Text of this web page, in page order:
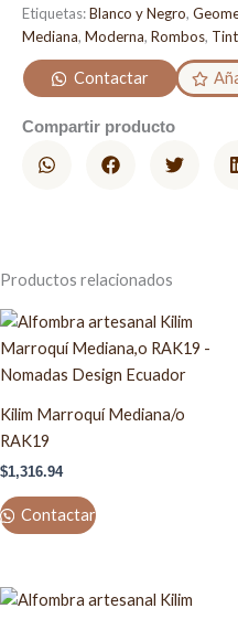
Etiquetas:Blanco y Negro,
Mediana, Moderna, Rombos,
Contactar
Compartir producto
Productos relacionados
Kilim Marroquí Mediana/o
RAK19
$1,316.94
Contactar